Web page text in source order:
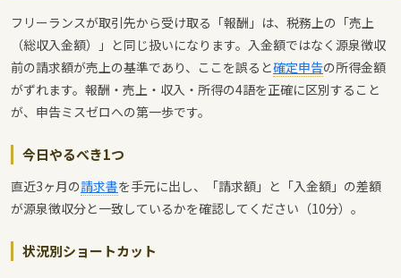
フリーランスが取引先から受け取る「報酬」は、税務上の「売上
（総収入金額）」と同じ扱いになります。入金額ではなく源泉徴収
前の請求額が売上の基準であり、ここを誤ると確定申告の所得金額
がずれます。報酬・売上・収入・所得の4語を正確に区別すること
が、申告ミスゼロへの第一歩です。
今日やるべき1つ
直近3ヶ月の請求書を手元に出し、「請求額」と「入金額」の差額
が源泉徴収分と一致しているかを確認してください（10分）。
状況別ショートカット